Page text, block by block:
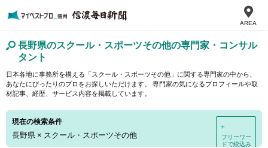
AREA
長野県のスクール・スポーツその他の専門家・コンサル
タント
日本各地に事務所を構える「スクール・スポーツその他」に関する専門家の中から、
あなたにぴったりのプロをお探しいただけます。 専門家の気になるプロフィールや取
材記事、経歴、サービス内容を掲載しています。
現在の検索条件
長野県 × スクール・スポーツその他
＋
フリーワー
ドで絞込み